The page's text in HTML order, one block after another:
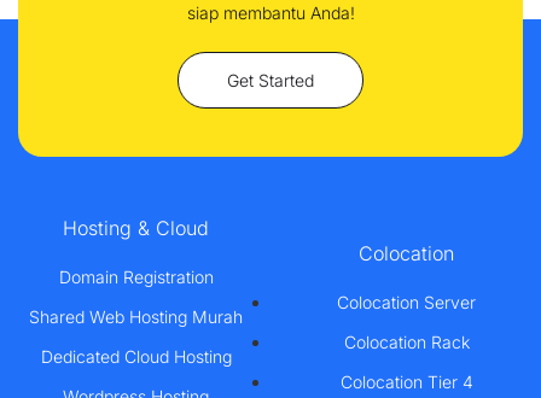
siap membantu Anda!
Get Started
Hosting & Cloud
Domain Registration
Shared Web Hosting Murah
Dedicated Cloud Hosting
Colocation
Colocation Server
Colocation Rack
Colocation Tier 4